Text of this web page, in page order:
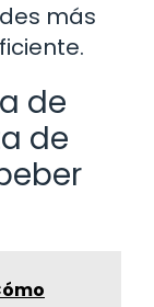
más
de
de